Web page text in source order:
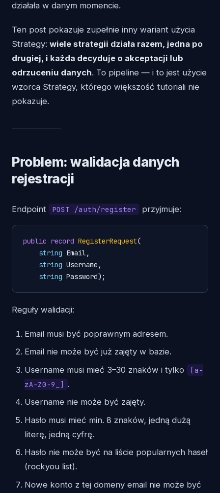
działała w danym momencie.
Ten post pokazuje zupełnie inny wariant użycia
Strategy: wiele strategii działa razem, jedna po
drugiej, i każda decyduje o akceptacji lub
odrzuceniu danych. To pipeline — i to jest użycie
wzorca Strategy, którego większość tutoriali nie
pokazuje.
Problem: walidacja danych
rejestracji
Endpoint POST /auth/register przyjmuje:
public record RegisterRequest(
string Email,
string Username,
string Password)
Reguły walidacji:
Email musi być poprawnym adresem.
Email nie może być już zajęty w bazie.
Username musi mieć 3–30 znaków i tylko
[a-
zA-Z0-9_] .
Username nie może być zajęty.
Hasło musi mieć min. 8 znaków, jedną dużą
literę, jedną cyfrę.
Hasło nie może być na liście popularnych haseł
(rockyou list).
Nowe konto z tej domeny email nie może być